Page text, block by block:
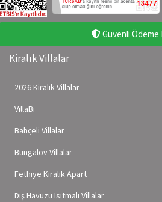
Güvenli Ödeme
Kiralık Villalar
2026 Kiralık Villalar
VillaBi
Bahçeli Villalar
Bungalov Villalar
Fethiye Kiralık Apart
Dış Havuzu Isıtmalı Villalar